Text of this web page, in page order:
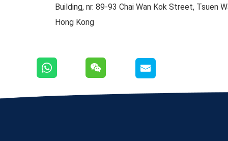
Building, nr. 89-93 Chai Wan Kok Street, Tsuen
Hong Kong